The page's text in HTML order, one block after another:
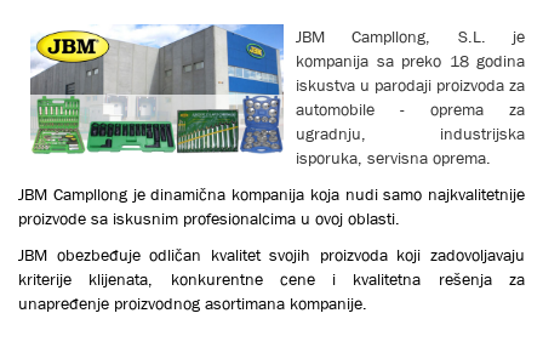
JBM Campllong, S.L. je
kompanija sa preko 18 godina
iskustva u parodaji proizvoda za
automobile - oprema za
ugradnju, industrijska
isporuka, servisna oprema.
JBM Campllong je dinamična kompanija koja nudi samo najkvalitetnije
proizvode sa iskusnim profesionalcima u ovoj oblasti.
JBM obezbeđuje odličan kvalitet svojih proizvoda koji zadovoljavaju
kriterije klijenata, konkurentne cene i kvalitetna rešenja za
unapređenje proizvodnog asortimana kompanije.